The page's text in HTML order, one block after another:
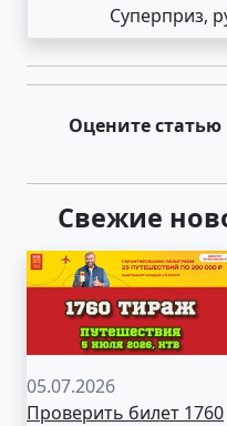
Суперприз,
Оцените статью
Свежие
05.07.2026
Проверить билет 1760